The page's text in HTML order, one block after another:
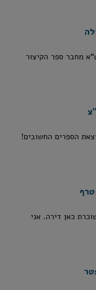
מחבר ספר הקיצור
הספרים החשובים!
כאן דירה. אני